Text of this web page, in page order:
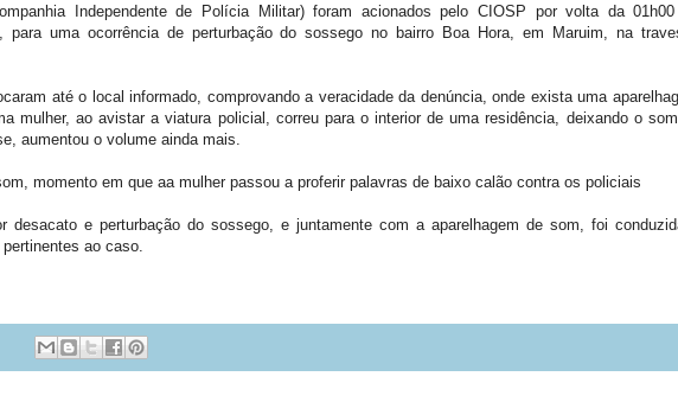
Independente de Polícia Militar) foram acionados pelo CIOSP por volta da
para uma ocorrência de perturbação do sossego no bairro Boa Hora, em Maruim, na
até o local informado, comprovando a veracidade da denúncia, onde exista uma
mulher, ao avistar a viatura policial, correu para o interior de uma residência, deixando o
aumentou o volume ainda mais.
momento em que aa mulher passou a proferir palavras de baixo calão contra os policiais
desacato e perturbação do sossego, e juntamente com a aparelhagem de som, foi
ao caso.